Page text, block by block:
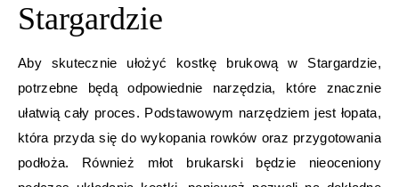
Stargardzie
Aby skutecznie ułożyć kostkę brukową w Stargardzie,
potrzebne będą odpowiednie narzędzia, które znacznie
ułatwią cały proces. Podstawowym narzędziem jest łopata,
która przyda się do wykopania rowków oraz przygotowania
podłoża. Również młot brukarski będzie nieoceniony